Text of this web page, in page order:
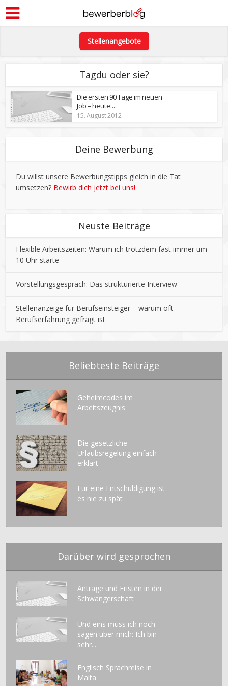
Stellenangebote
Tagdu oder sie?
Die ersten 90 Tage im neuen
Job – heute:...
15. August 2012
Deine Bewerbung
Du willst unsere Bewerbungstipps gleich in die Tat
umsetzen? Bewirb dich jetzt bei uns!
Neuste Beiträge
Flexible Arbeitszeiten: Warum ich trotzdem fast immer um
10 Uhr starte
Vorstellungsgespräch: Das strukturierte Interview
Stellenanzeige für Berufseinsteiger – warum oft
Berufserfahrung gefragt ist
Beliebteste Beiträge
Geheimcodes im
Arbeitszeugnis
Die gesetzliche
Urlaubsregelung einfach
erklärt
Für eine Entschuldigung ist
es nie zu spät
Darüber wird gesprochen
Anträge und Fristen in der
Schwangerschaft
Und eins muss ich noch
sagen über mich: Ich bin
sehr...
Englisch Sprachreise in
Malta